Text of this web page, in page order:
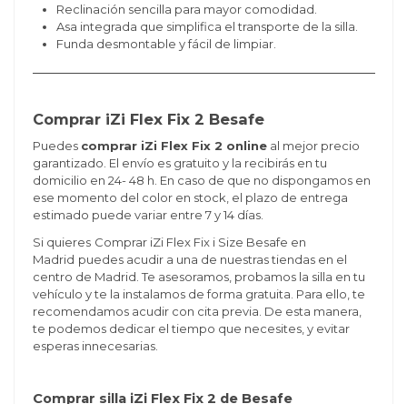
Reclinación sencilla para mayor comodidad.
Asa integrada que simplifica el transporte de la silla.
Funda desmontable y fácil de limpiar.
Comprar iZi Flex Fix 2 Besafe
Puedes comprar iZi Flex Fix 2 onlineal mejor precio
garantizado. El envío es gratuito y la recibirás en tu
domicilio en 24- 48 h. En caso de que no dispongamos en
ese momento del color en stock, el plazo de entrega
estimado puede variar entre 7 y 14 días.
Si quieres Comprar iZi Flex Fix i Size Besafe en
Madrid puedes acudir a una de nuestras tiendas en el
centro de Madrid. Te asesoramos, probamos la silla en tu
vehículo y te la instalamos de forma gratuita. Para ello, te
recomendamos acudir con cita previa. De esta manera,
te podemos dedicar el tiempo que necesites, y evitar
esperas innecesarias.
Comprar silla iZi Flex Fix 2 de Besafe